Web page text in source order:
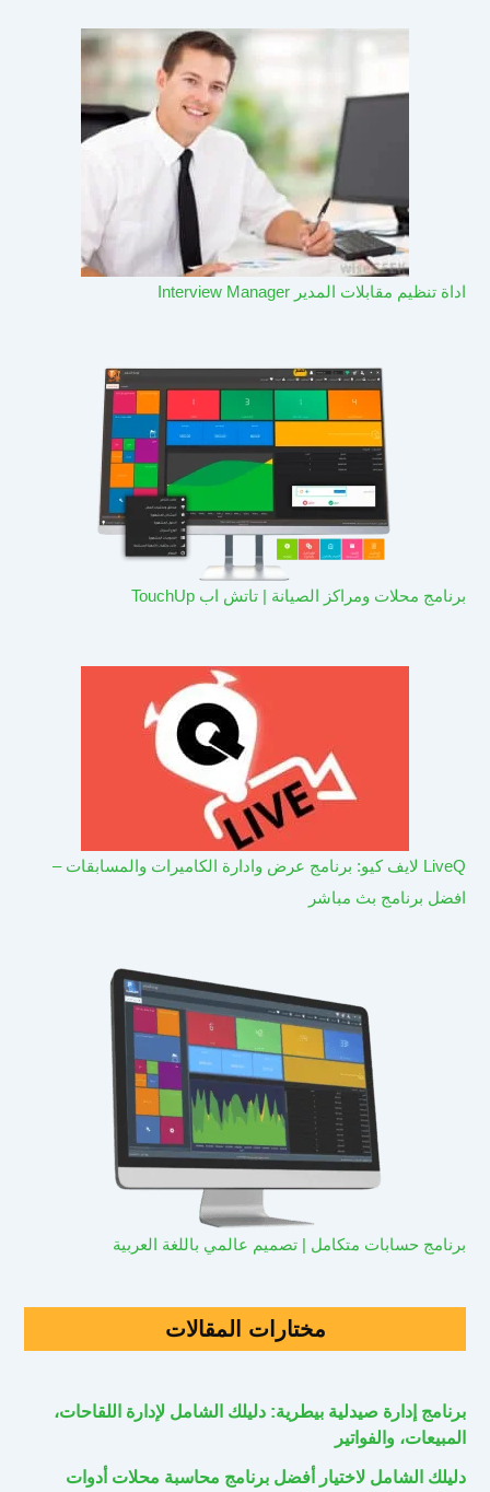
اداة تنظيم مقابلات المدير Interview Manager
برنامج محلات ومراكز الصيانة | تاتش اب TouchUp
LiveQ لايف كيو: برنامج عرض وادارة الكاميرات والمسابقات –
افضل برنامج بث مباشر
برنامج حسابات متكامل | تصميم عالمي باللغة العربية
مختارات المقالات
برنامج إدارة صيدلية بيطرية: دليلك الشامل لإدارة اللقاحات،
المبيعات، والفواتير
دليلك الشامل لاختيار أفضل برنامج محاسبة محلات أدوات